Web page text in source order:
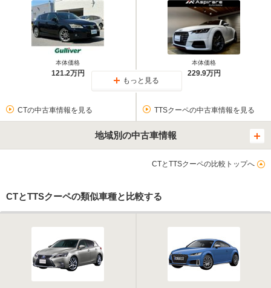
本体価格
121.2万円
本体価格
229.9万円
もっと見る
CTの中古車情報を見る TTSクーペの中古車情報を見る
地域別の中古車情報
CTとTTSクーペの比較トップへ
CTとTTSクーペの類似車種と比較する